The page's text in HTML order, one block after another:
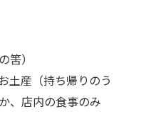
筈）
土産（持ち帰りのう
、店内の食事のみ